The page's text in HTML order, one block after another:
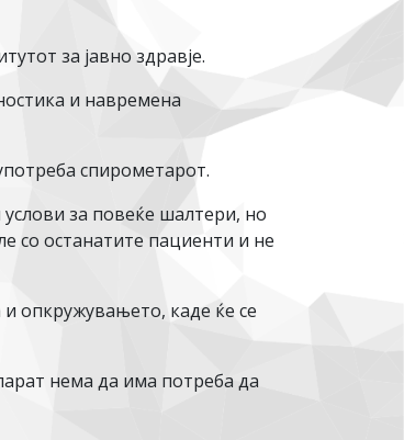
за јавно здравје.
и навремена
спирометарот.
за повеќе шалтери, но
со останатите пациенти и не
опкружувањето, каде ќе се
нема да има потреба да